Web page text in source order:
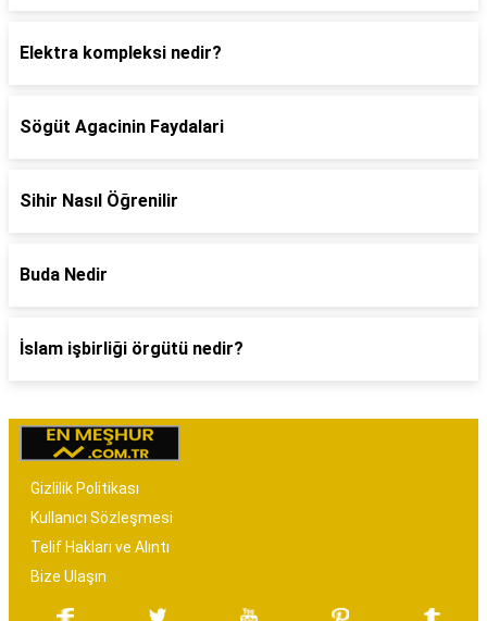
Elektra kompleksi nedir?
Sögüt Agacinin Faydalari
Sihir Nasıl Öğrenilir
Buda Nedir
İslam işbirliği örgütü nedir?
Gizlilik Politikası
Kullanıcı Sözleşmesi
Telif Hakları ve Alıntı
Bize Ulaşın